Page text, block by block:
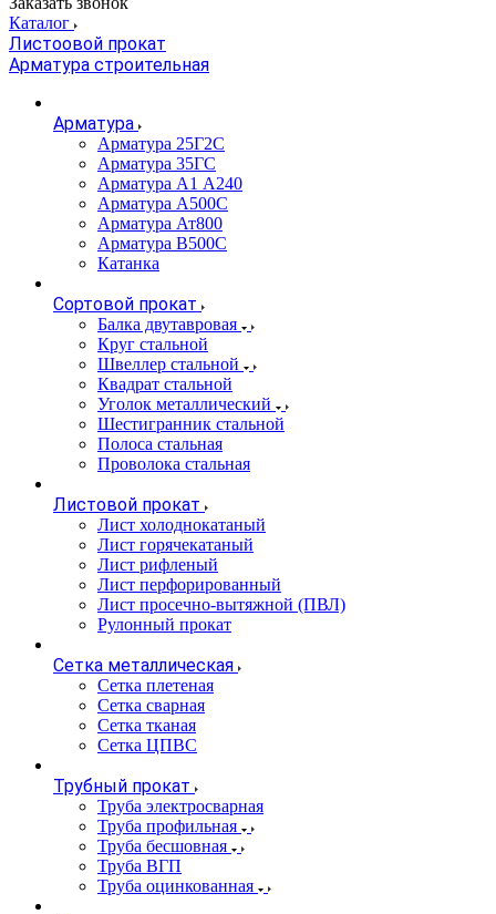
Каталог
Листоовой прокат
Арматура строительная
Арматура
Арматура 25Г2С
Арматура 35ГС
Арматура А1 А240
Арматура А500С
Арматура Ат800
Арматура В500С
Катанка
Сортовой прокат
Балка двутавровая
Круг стальной
Швеллер стальной
Квадрат стальной
Уголок металлический
Шестигранник стальной
Полоса стальная
Проволока стальная
Листовой прокат
Лист холоднокатаный
Лист горячекатаный
Лист рифленый
Лист перфорированный
Лист просечно-вытяжной (ПВЛ)
Рулонный прокат
Сетка металлическая
Сетка плетеная
Сетка сварная
Сетка тканая
Сетка ЦПВС
Трубный прокат
Труба электросварная
Труба профильная
Труба бесшовная
Труба ВГП
Труба оцинкованная